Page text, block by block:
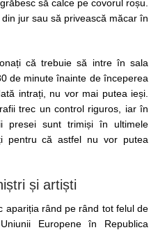
să calce pe covorul roșu.
jur sau să privească măcar în
că trebuie să intre în sala
de minute înainte de începerea
intrați, nu vor mai putea ieși.
trec un control riguros, iar în
presei sunt trimiși în ultimele
pentru că astfel nu vor putea
și artiști
apariția rând pe rând tot felul de
Europene în Republica